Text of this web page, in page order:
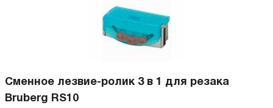
Сменное лезвие-ролик 3 в 1 для резака
Bruberg RS10